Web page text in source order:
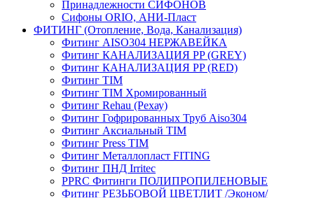
Принадлежности СИФОНОВ
Сифоны ORIO, АНИ-Пласт
ФИТИНГ (Отопление, Вода, Канализация)
Фитинг AISO304 НЕРЖАВЕЙКА
Фитинг КАНАЛИЗАЦИЯ PP (GREY)
Фитинг КАНАЛИЗАЦИЯ PP (RED)
Фитинг TIM
Фитинг TIM Хромированный
Фитинг Rehau (Рехау)
Фитинг Гофрированных Труб Aiso304
Фитинг Аксиальный TIM
Фитинг Press TIM
Фитинг Металлопласт FITING
Фитинг ПНД Irritec
PPRC Фитинги ПОЛИПРОПИЛЕНОВЫЕ
Фитинг РЕЗЬБОВОЙ ЦВЕТЛИТ /Эконом/